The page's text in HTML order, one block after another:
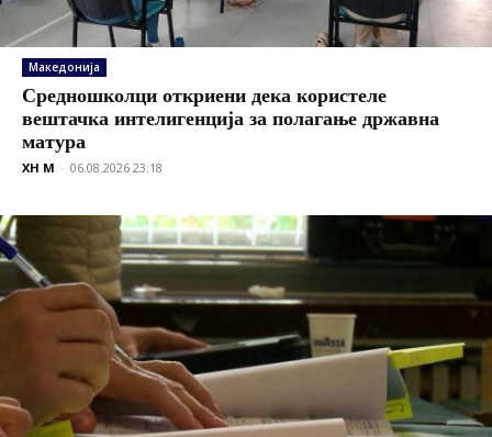
Македонија
Средношколци откриени дека користеле
вештачка интелигенција за полагање државна
матура
XH M - 06.08.2026 23:18